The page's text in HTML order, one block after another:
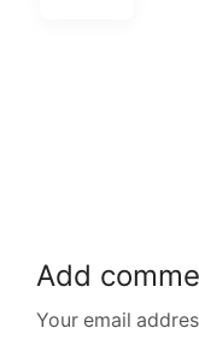
Add
Your email